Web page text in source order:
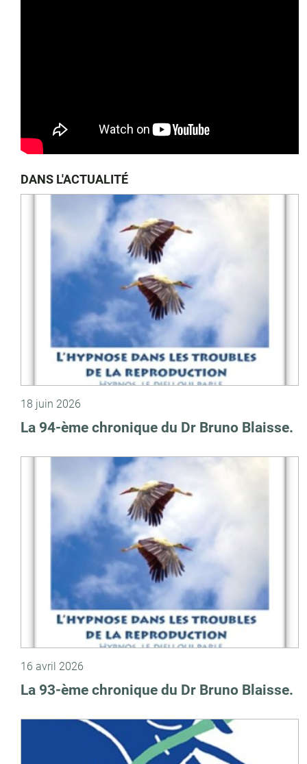
DANS L'ACTUALITÉ
18 juin 2026
La 94-ème chronique du Dr Bruno Blaisse.
16 avril 2026
La 93-ème chronique du Dr Bruno Blaisse.